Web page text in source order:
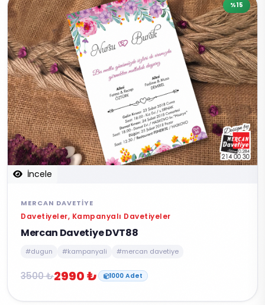
İncele
%15
MERCAN DAVETIYE
Davetiyeler, Kampanyalı Davetiyeler
Mercan Davetiye DVT88
#dugun #kampanyali #mercan davetiye
3500 ₺2990 ₺ 1000 Adet